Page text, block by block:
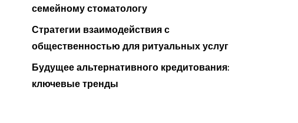
семейному стоматологу
Стратегии взаимодействия с
общественностью для ритуальных услуг
Будущее альтернативного кредитования:
ключевые тренды